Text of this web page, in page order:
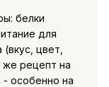
белки
для
цвет,
же рецепт на
- особенно на